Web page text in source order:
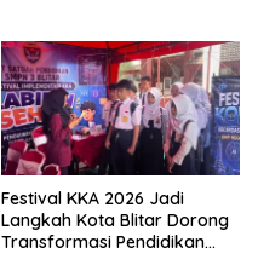
Festival KKA 2026 Jadi
Langkah Kota Blitar Dorong
Transformasi Pendidikan